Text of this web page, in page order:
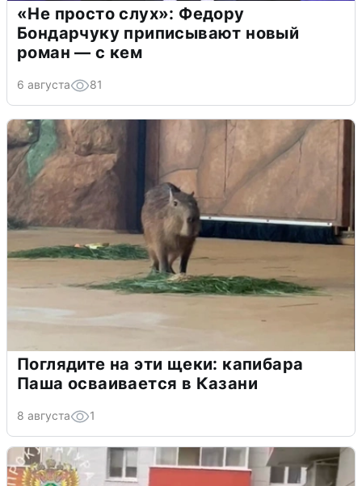
«Не просто слух»: Федору
Бондарчуку приписывают новый
роман — с кем
6 августа 81
Поглядите на эти щеки: капибара
Паша осваивается в Казани
8 августа 1